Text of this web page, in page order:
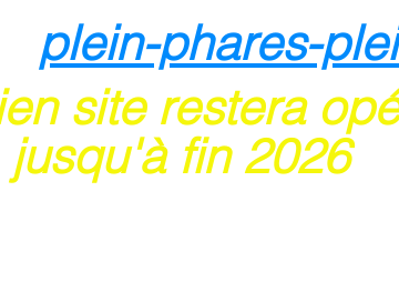
plein-phares-
site restera
fin 2026